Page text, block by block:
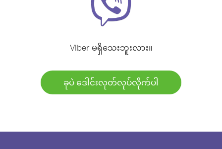
Viber မရှိသေးဘူးလား။
ခုပဲ ဒေါင်းလုတ်လုပ်လိုက်ပါ